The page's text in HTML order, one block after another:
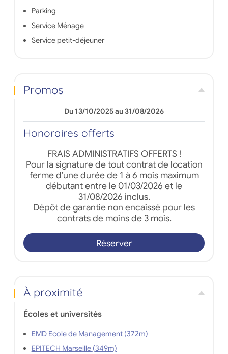
Parking
Service Ménage
Service petit-déjeuner
Promos
Du 13/10/2025 au 31/08/2026
Honoraires offerts
FRAIS ADMINISTRATIFS OFFERTS !
Pour la signature de tout contrat de location
ferme d’une durée de 1 à 6 mois maximum
débutant entre le 01/03/2026 et le
31/08/2026 inclus.
Dépôt de garantie non encaissé pour les
contrats de moins de 3 mois.
Réserver
À proximité
Écoles et universités
EMD Ecole de Management (372m)
EPITECH Marseille (349m)